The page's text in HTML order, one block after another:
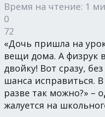
Время на чтение: 1
0
72
«Дочь пришла на
вещи дома. А физрук
двойку! Вот сразу,
шанса исправиться.
разве так можно?» –
жалуется на